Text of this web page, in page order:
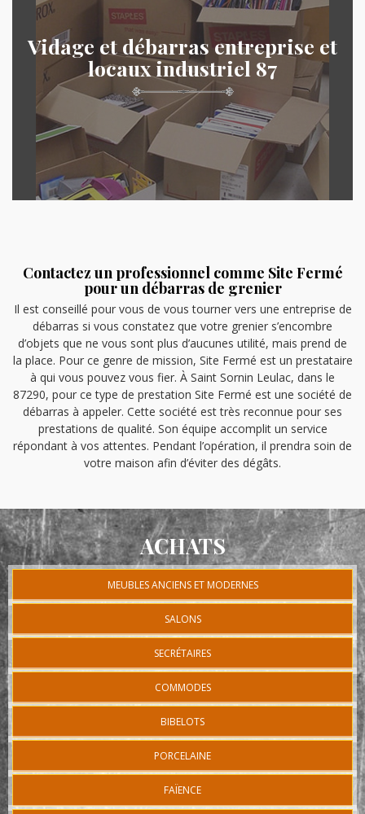
Vidage et débarras entreprise et
locaux industriel 87
Contactez un professionnel comme Site Fermé
pour un débarras de grenier
Il est conseillé pour vous de vous tourner vers une entreprise de
débarras si vous constatez que votre grenier s’encombre
d’objets que ne vous sont plus d’aucunes utilité, mais prend de
la place. Pour ce genre de mission, Site Fermé est un prestataire
à qui vous pouvez vous fier. À Saint Sornin Leulac, dans le
87290, pour ce type de prestation Site Fermé est une société de
débarras à appeler. Cette société est très reconnue pour ses
prestations de qualité. Son équipe accomplit un service
répondant à vos attentes. Pendant l’opération, il prendra soin de
votre maison afin d’éviter des dégâts.
ACHATS
MEUBLES ANCIENS ET MODERNES
SALONS
SECRÉTAIRES
COMMODES
BIBELOTS
PORCELAINE
FAÏENCE